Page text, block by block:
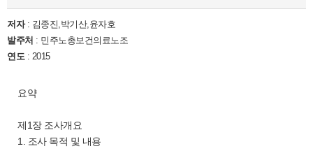
저자: 김종진,박기산,윤자호
발주처 : 민주노총보건의료노조
연도: 2015
요약
제1장 조사개요
1. 조사 목적 및 내용